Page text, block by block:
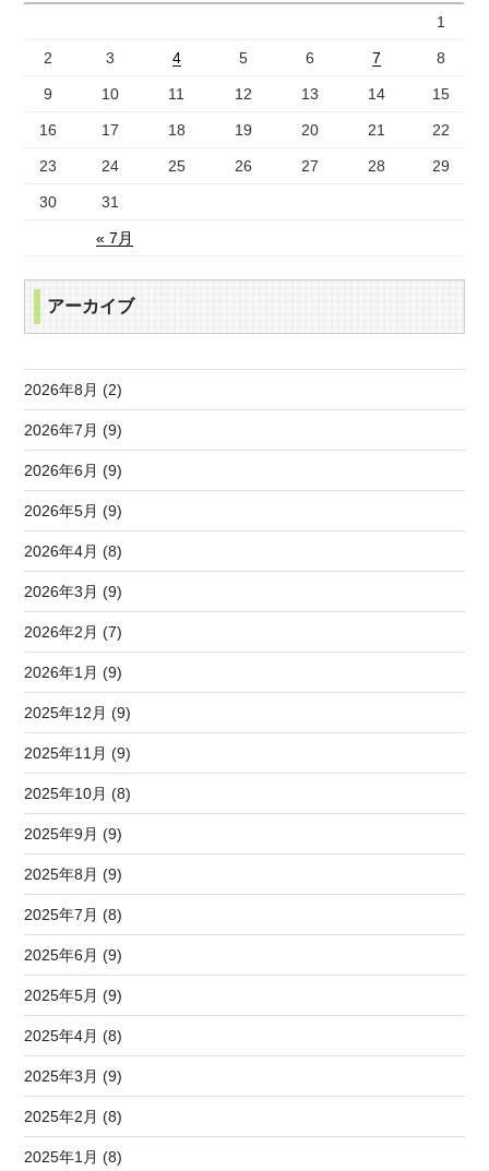
« 7月
1
2 3 4 5 6 7 8
9 10 11 12 13 14 15
16 17 18 19 20 21 22
23 24 25 26 27 28 29
30 31
アーカイブ
2026年8月 (2)
2026年7月 (9)
2026年6月 (9)
2026年5月 (9)
2026年4月 (8)
2026年3月 (9)
2026年2月 (7)
2026年1月 (9)
2025年12月 (9)
2025年11月 (9)
2025年10月 (8)
2025年9月 (9)
2025年8月 (9)
2025年7月 (8)
2025年6月 (9)
2025年5月 (9)
2025年4月 (8)
2025年3月 (9)
2025年2月 (8)
2025年1月 (8)